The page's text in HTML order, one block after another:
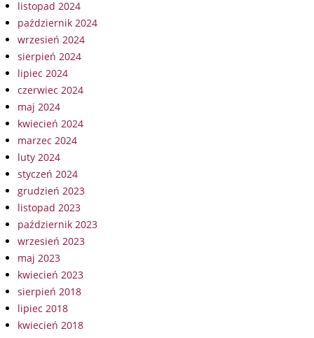
listopad 2024
październik 2024
wrzesień 2024
sierpień 2024
lipiec 2024
czerwiec 2024
maj 2024
kwiecień 2024
marzec 2024
luty 2024
styczeń 2024
grudzień 2023
listopad 2023
październik 2023
wrzesień 2023
maj 2023
kwiecień 2023
sierpień 2018
lipiec 2018
kwiecień 2018